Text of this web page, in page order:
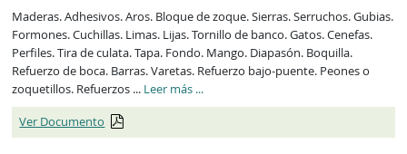
Maderas. Adhesivos. Aros. Bloque de zoque. Sierras. Serruchos. Gubias.
Formones. Cuchillas. Limas. Lijas. Tornillo de banco. Gatos. Cenefas.
Perfiles. Tira de culata. Tapa. Fondo. Mango. Diapasón. Boquilla.
Refuerzo de boca. Barras. Varetas. Refuerzo bajo-puente. Peones o
zoquetillos. Refuerzos ... Leer más ECP1856_3
...
Ver Documento